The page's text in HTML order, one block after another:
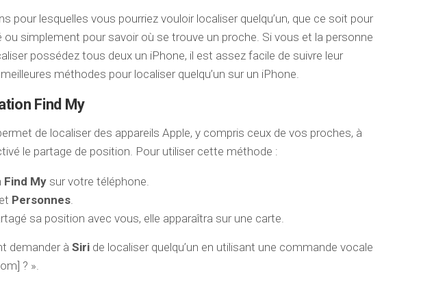
pour lesquelles vous pourriez vouloir localiser quelqu’un, que ce soit pour
ou simplement pour savoir où se trouve un proche. Si vous et la personne
possédez tous deux un iPhone, il est assez facile de suivre leur
méthodes pour localiser quelqu’un sur un iPhone.
Find My
de localiser des appareils Apple, y compris ceux de vos proches, à
le partage de position. Pour utiliser cette méthode :
Find My sur votre téléphone.
Personnes.
sa position avec vous, elle apparaîtra sur une carte.
demander à Siri de localiser quelqu’un en utilisant une commande vocale
? ».